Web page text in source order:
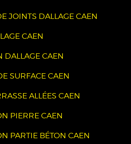
JOINTS DALLAGE CAEN
CAEN
DALLAGE CAEN
SURFACE CAEN
ALLÉES CAEN
PIERRE CAEN
PARTIE BÉTON CAEN